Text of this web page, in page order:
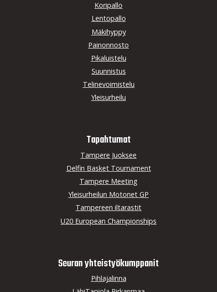
Koripallo
Lentopallo
Mäkihyppy
Painonnosto
Pikaluistelu
Suunnistus
Telinevoimistelu
Yleisurheilu
Tapahtumat
Tampere Juoksee
Delfin Basket Tournament
Tampere Meeting
Yleisurheilun Motonet GP
Tampereen iltarastit
U20 European Championships
Seuran yhteistyö­kumppanit
Pihlajalinna